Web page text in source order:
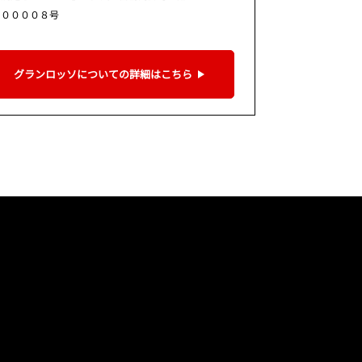
０００８号
グランロッソについての詳細はこちら